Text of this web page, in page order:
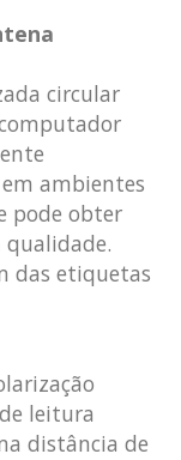
circular
ambientes
pode obter
das etiquetas
leitura
distância de